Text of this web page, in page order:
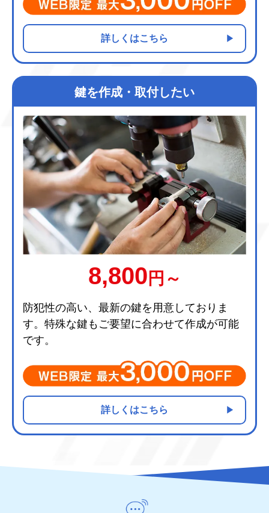
詳しくはこちら
鍵を作成・取付したい
8,800 円～
防犯性の高い、最新の鍵を用意しておりま
す。特殊な鍵もご要望に合わせて作成が可能
です。
詳しくはこちら